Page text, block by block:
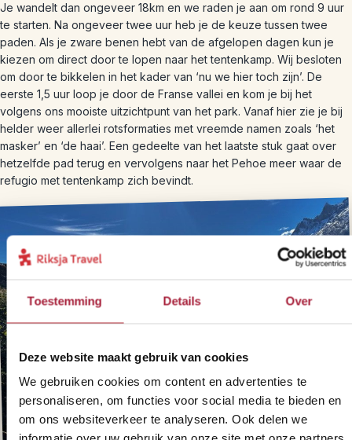
Toestemming Details Over
Deze website maakt gebruik van cookies
We gebruiken cookies om content en advertenties te
personaliseren, om functies voor social media te bieden en
om ons websiteverkeer te analyseren. Ook delen we
Je wandelt dan ongeveer 18km en we raden je aan om rond 9 uur
te starten. Na ongeveer twee uur heb je de keuze tussen twee
paden. Als je zware benen hebt van de afgelopen dagen kun je
kiezen om direct door te lopen naar het tentenkamp. Wij besloten
om door te bikkelen in het kader van ‘nu we hier toch zijn’. De
eerste 1,5 uur loop je door de Franse vallei en kom je bij het
volgens ons mooiste uitzichtpunt van het park. Vanaf hier zie je bij
helder weer allerlei rotsformaties met vreemde namen zoals ‘het
masker’ en ‘de haai’. Een gedeelte van het laatste stuk gaat over
hetzelfde pad terug en vervolgens naar het Pehoe meer waar de
refugio met tentenkamp zich bevindt.